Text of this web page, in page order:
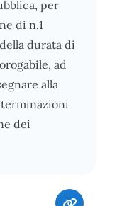
per
di n.1
durata di
ad
alla
dei